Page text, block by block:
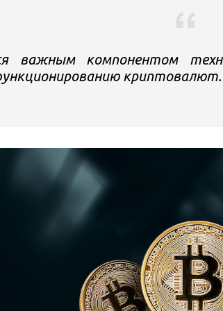
важным компонентом
криптовалют.